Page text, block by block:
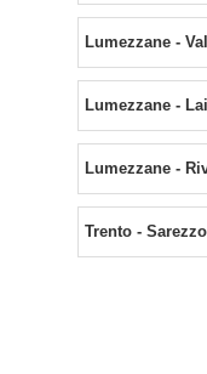
Lumezzane -
Lumezzane -
Lumezzane -
Trento - Sarezzo